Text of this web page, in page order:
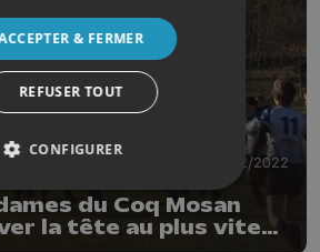
12/02/2022
du Coq Mosan
la tête au plus vite
& FERMER
REFUSER TOUT
CONFIGURER